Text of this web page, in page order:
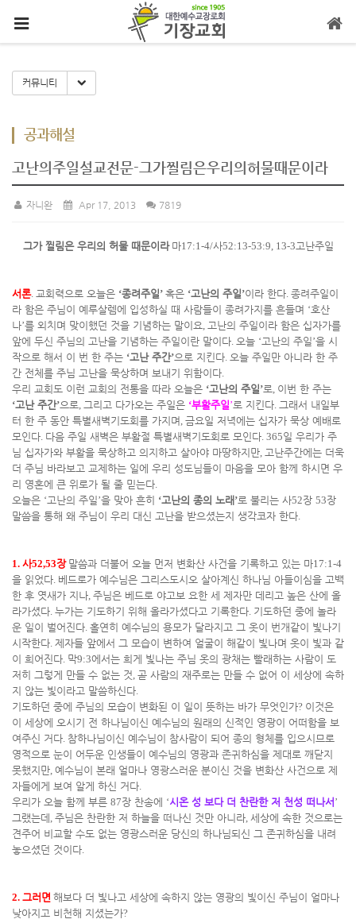
커뮤니티 Toggle Dropdown
공과해설
고난의주일설교전문-그가찔림은우리의허물때문이라
자니완 Apr 17, 2013 7819
그가 찔림은 우리의 허물 때문이라 마17:1-4/사52:13-53:9, 13-3고난주일
서론. 교회력으로 오늘은 ‘종려주일’ 혹은 ‘고난의 주일’이라 한다. 종려주일이
라 함은 주님이 예루살렘에 입성하실 때 사람들이 종려가지를 흔들며 ‘호산
나’를 외치며 맞이했던 것을 기념하는 말이요, 고난의 주일이라 함은 십자가를
앞에 두신 주님의 고난을 기념하는 주일이란 말이다. 오늘 ‘고난의 주일’을 시
작으로 해서 이 번 한 주는 ‘고난 주간’으로 지킨다. 오늘 주일만 아니라 한 주
간 전체를 주님 고난을 묵상하며 보내기 위함이다.
우리 교회도 이런 교회의 전통을 따라 오늘은 ‘고난의 주일’로, 이번 한 주는
‘고난 주간’으로, 그리고 다가오는 주일은 ‘부활주일’로 지킨다. 그래서 내일부
터 한 주 동안 특별새벽기도회를 가지며 , 금요일 저녁에는 십자가 묵상 예배로
모인다. 다음 주일 새벽은 부활절 특별새벽기도회로 모인다. 365일 우리가 주
님 십자가와 부활을 묵상하고 의지하고 살아야 마땅하지만, 고난주간에는 더욱
더 주님 바라보고 교제하는 일에 우리 성도님들이 마음을 모아 함께 하시면 우
리 영혼에 큰 위로가 될 줄 믿는다.
오늘은 ‘고난의 주일’을 맞아 흔히 ‘고난의 종의 노래 ’로 불리는 사52장 53장
말씀을 통해 왜 주님이 우리 대신 고난을 받으셨는지 생각코자 한다.
1. 사52,53장 말씀과 더불어 오늘 먼저 변화산 사건을 기록하고 있는 마17:1-4
을 읽었다. 베드로가 예수님은 그리스도시오 살아계신 하나님 아들이심을 고백
한 후 엿새가 지나, 주님은 베드로 야고보 요한 세 제자만 데리고 높은 산에 올
라가셨다. 누가는 기도하기 위해 올라가셨다고 기록한다. 기도하던 중에 놀라
운 일이 벌어진다. 홀연히 예수님의 용모가 달라지고 그 옷이 번개같이 빛나기
시작한다. 제자들 앞에서 그 모습이 변하여 얼굴이 해같이 빛나며 옷이 빛과 같
이 희어진다. 막9:3에서는 희게 빛나는 주님 옷의 광채는 빨래하는 사람이 도
저히 그렇게 만들 수 없는 것, 곧 사람의 재주로는 만들 수 없어 이 세상에 속하
지 않는 빛이라고 말씀하신다.
기도하던 중에 주님의 모습이 변화된 이 일이 뜻하는 바가 무엇인가? 이것은
이 세상에 오시기 전 하나님이신 예수님의 원래의 신적인 영광이 어떠함을 보
여주신 거다. 참하나님이신 예수님이 참사람이 되어 종의 형체를 입으시므로
영적으로 눈이 어두운 인생들이 예수님의 영광과 존귀하심을 제대로 깨닫지
못했지만, 예수님이 본래 얼마나 영광스러운 분이신 것을 변화산 사건으로 제
자들에게 보여 알게 하신 거다.
우리가 오늘 함께 부른 87장 찬송에 ‘시온 성 보다 더 찬란한 저 천성 떠나서 ’
그랬는데 , 주님은 찬란한 저 하늘을 떠나신 것만 아니라, 세상에 속한 것으로는
견주어 비교할 수도 없는 영광스러운 당신의 하나님되신 그 존귀하심을 내려
놓으셨던 것이다.
2. 그러면 해보다 더 빛나고 세상에 속하지 않는 영광의 빛이신 주님이 얼마나
낮아지고 비천해 지셨는가?